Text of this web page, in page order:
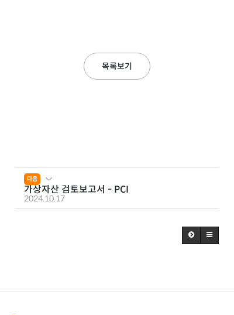
목록보기
다음
가상자산 검토보고서 - PCI
2024.10.17